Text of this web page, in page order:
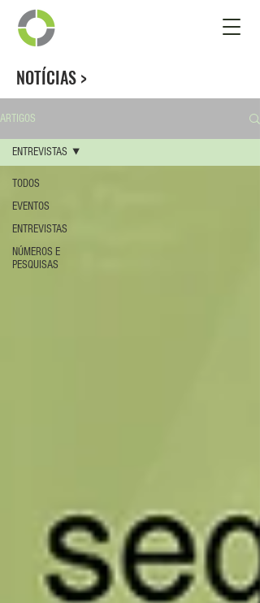
NOTÍCIAS >
ARTIGOS
TODOS
EVENTOS
ENTREVISTAS
NÚMEROS E
PESQUISAS
ENTREVISTAS